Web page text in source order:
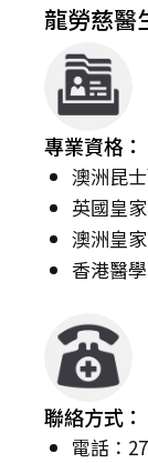
龍勞慈醫
專業資格：
澳洲昆
英國皇
澳洲皇
香港醫
聯絡方式：
電話：